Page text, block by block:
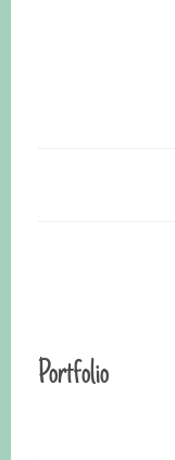
Portfolio